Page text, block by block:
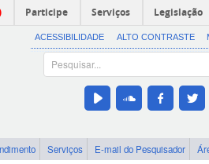
Participe Serviços Legislação
ACESSIBILIDADE ALTO CONTRASTE
Serviços E-mail do Pesquisador